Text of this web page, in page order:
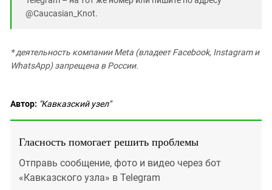
@Caucasian_Knot.
* деятельность компании Meta (владеет Facebook, Instagram и
WhatsApp) запрещена в России.
Автор: "Кавказский узел"
Гласность помогает решить проблемы
Отправь сообщение, фото и видео через бот
«Кавказского узла» в Telegram